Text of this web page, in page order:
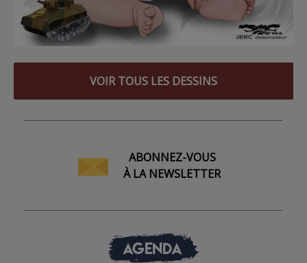
VOIR TOUS LES DESSINS
ABONNEZ-VOUS
À LA NEWSLETTER
AGENDA